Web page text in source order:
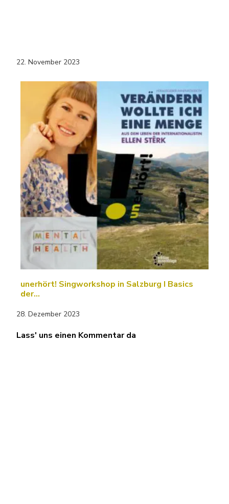
22. November 2023
unerhört! Singworkshop in Salzburg I Basics
der…
28. Dezember 2023
Lass' uns einen Kommentar da